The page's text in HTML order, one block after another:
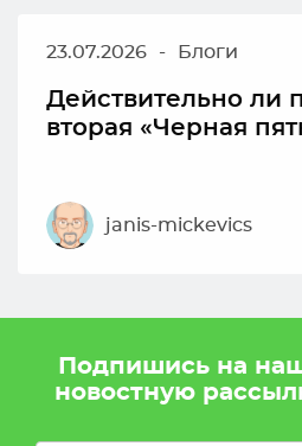
23.07.2026 - Блоги
Действительно ли
вторая «Черная
janis-mickevics
Мы в социальных сетях
Подпишись на
новостную